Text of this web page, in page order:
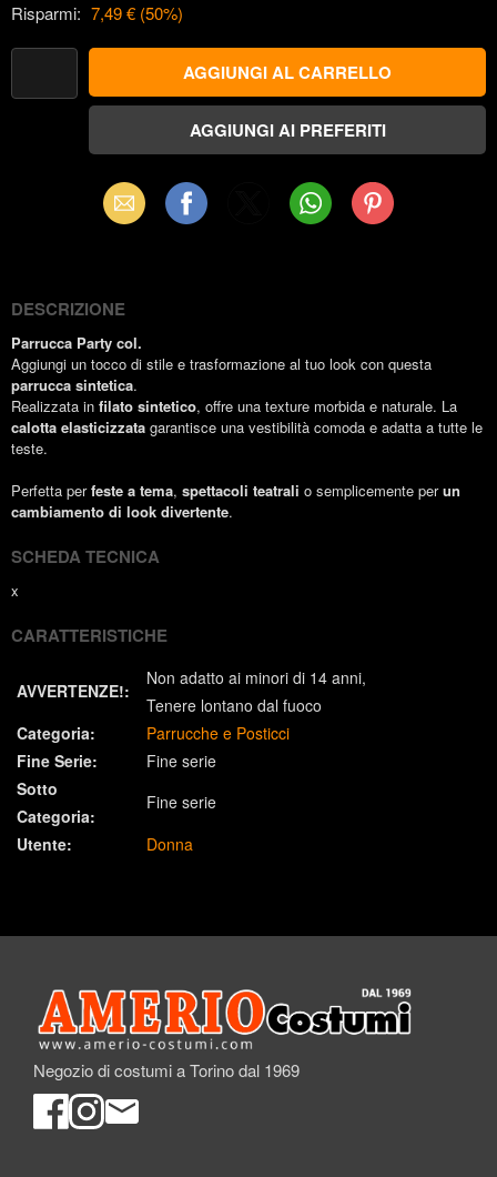
Risparmi: 7,49 € (50%)
Email Facebook WhatsAppPinterest
DESCRIZIONE
Parrucca Party col.
Aggiungi un tocco di stile e trasformazione al tuo look con questa
parrucca sintetica.
Realizzata in filato sintetico, offre una texture morbida e naturale. La
calotta elasticizzata garantisce una vestibilità comoda e adatta a tutte le
teste.
Perfetta perfeste a tema, spettacoli teatrali o semplicemente perun
cambiamento di look divertente.
SCHEDA TECNICA
x
CARATTERISTICHE
AVVERTENZE!:
Non adatto ai minori di 14 anni
Tenere lontano dal fuoco
Categoria:
Parrucche e Posticci
Fine Serie:
Fine serie
Sotto
Categoria:
Fine serie
Utente:
Donna
Negozio di costumi a Torino dal 1969